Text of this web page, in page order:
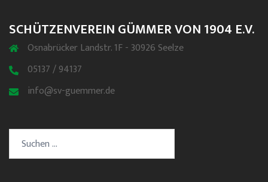
SCHÜTZENVEREIN GÜMMER VON 1904 E.V.
Osnabrücker Landstr. 1F - 30926 Seelze
05137 / 94137
info@sv-guemmer.de
Suchen
nach: